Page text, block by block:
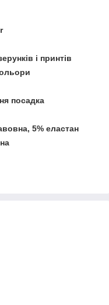
і принтів
посадка
5% еластан